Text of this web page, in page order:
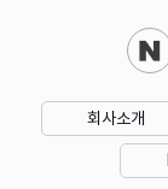
회사소개